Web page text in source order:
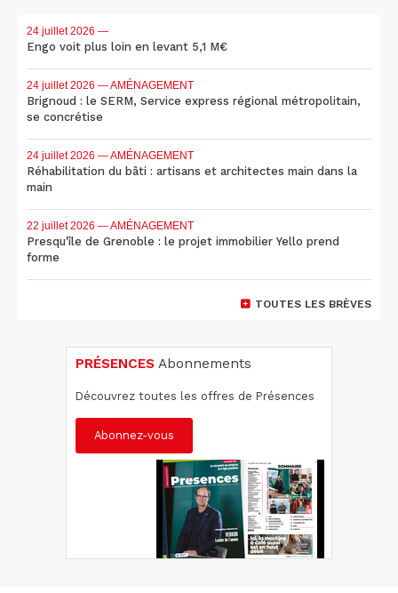
24 juillet 2026 —
Engo voit plus loin en levant 5,1 M€
24 juillet 2026 — AMÉNAGEMENT
Brignoud : le SERM, Service express régional métropolitain,
se concrétise
24 juillet 2026 — AMÉNAGEMENT
Réhabilitation du bâti : artisans et architectes main dans la
main
22 juillet 2026 — AMÉNAGEMENT
Presqu'île de Grenoble : le projet immobilier Yello prend
forme
TOUTES LES BRÈVES
PRÉSENCES Abonnements
Découvrez toutes les offres de Présences
Abonnez-vous